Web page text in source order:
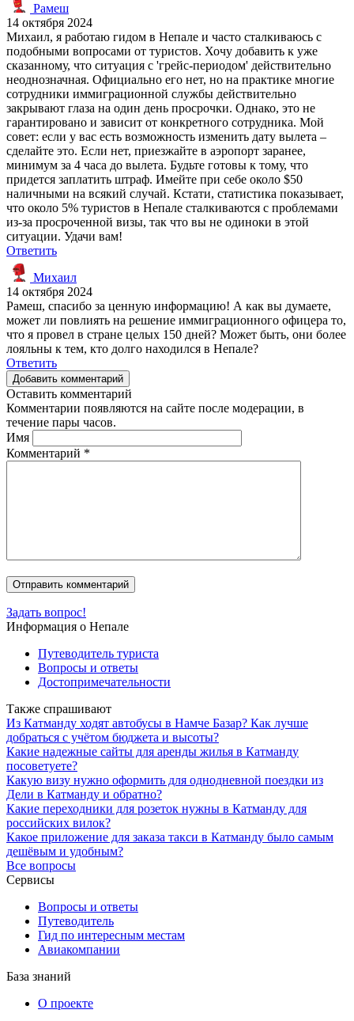
Рамеш
14 октября 2024
Михаил, я работаю гидом в Непале и часто сталкиваюсь с
подобными вопросами от туристов. Хочу добавить к уже
сказанному, что ситуация с 'грейс-периодом' действительно
неоднозначная. Официально его нет, но на практике многие
сотрудники иммиграционной службы действительно
закрывают глаза на один день просрочки. Однако, это не
гарантировано и зависит от конкретного сотрудника. Мой
совет: если у вас есть возможность изменить дату вылета –
сделайте это. Если нет, приезжайте в аэропорт заранее,
минимум за 4 часа до вылета. Будьте готовы к тому, что
придется заплатить штраф. Имейте при себе около $50
наличными на всякий случай. Кстати, статистика показывает,
что около 5% туристов в Непале сталкиваются с проблемами
из-за просроченной визы, так что вы не одиноки в этой
ситуации. Удачи вам!
Ответить
Михаил
14 октября 2024
Рамеш, спасибо за ценную информацию! А как вы думаете,
может ли повлиять на решение иммиграционного офицера то,
что я провел в стране целых 150 дней? Может быть, они более
лояльны к тем, кто долго находился в Непале?
Ответить
Добавить комментарий
Оставить комментарий
Комментарии появляются на сайте после модерации, в
течение пары часов.
Имя
Комментарий *
Задать вопрос!
Информация о Непале
Путеводитель туриста
Вопросы и ответы
Достопримечательности
Также спрашивают
Из Катманду ходят автобусы в Намче Базар? Как лучше
добраться с учётом бюджета и высоты?
Какие надежные сайты для аренды жилья в Катманду
посоветуете?
Какую визу нужно оформить для однодневной поездки из
Дели в Катманду и обратно?
Какие переходники для розеток нужны в Катманду для
российских вилок?
Какое приложение для заказа такси в Катманду было самым
дешёвым и удобным?
Все вопросы
Сервисы
Вопросы и ответы
Путеводитель
Гид по интересным местам
Авиакомпании
База знаний
О проекте